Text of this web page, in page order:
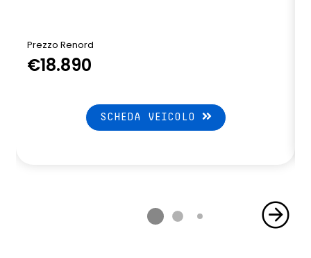
Prezzo Renord
€18.890
SCHEDA VEICOLO